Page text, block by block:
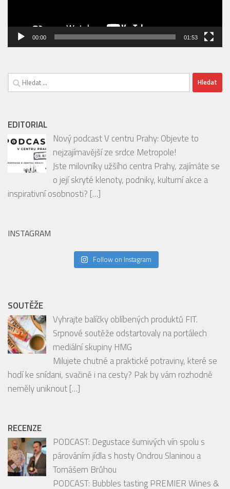
Vyhledávání
EDITORIAL
Nový podcast V centru Prahy: Objevte to
nejzajímavější ze srdce Metropole!
Jste milovníky užšího centra Prahy, zajímáte se
o její skryté klenoty, podniky, kulturní akce a
inspirativní osobnosti? […]
INSTAGRAM
Follow on Instagram
SOUTĚŽE
Vyhrajte balíčky oblíbených produktů FIT.
Srpnové soutěže odstartovaly na portálech
mediální skupiny HMG
Milujete chutné a praktické potraviny, které se
hodí ke snídani, svačině i na cesty? Pak by vám rozhodně
neměly uniknout[…]
RECENZE
PODCAST: Degustace šumivých vín spolu s
párováním jídla s hosty Ondrou Slaninou a
Tomášem Brůhou